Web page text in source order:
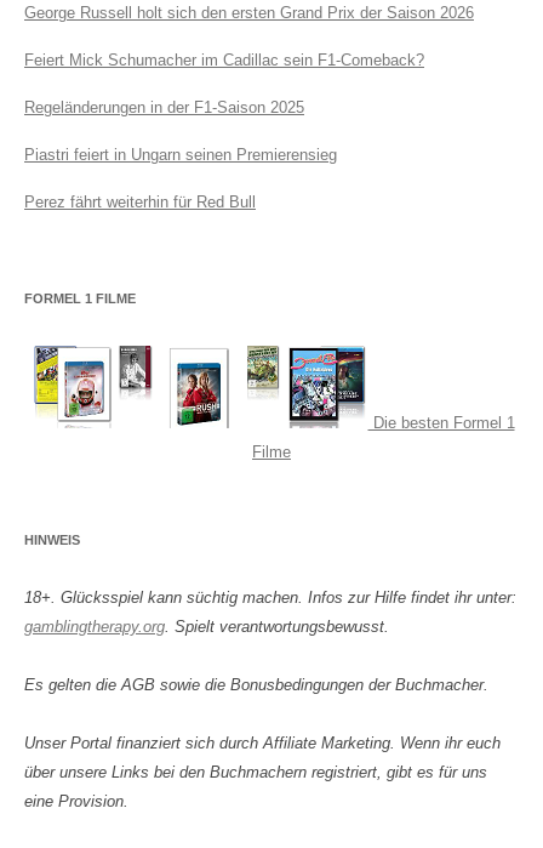
George Russell holt sich den ersten Grand Prix der Saison 2026
Feiert Mick Schumacher im Cadillac sein F1-Comeback?
Regeländerungen in der F1-Saison 2025
Piastri feiert in Ungarn seinen Premierensieg
Perez fährt weiterhin für Red Bull
FORMEL 1 FILME
Die besten Formel 1
Filme
HINWEIS
18+. Glücksspiel kann süchtig machen. Infos zur Hilfe findet ihr unter:
gamblingtherapy.org. Spielt verantwortungsbewusst.
Es gelten die AGB sowie die Bonusbedingungen der Buchmacher.
Unser Portal finanziert sich durch Affiliate Marketing. Wenn ihr euch
über unsere Links bei den Buchmachern registriert, gibt es für uns
eine Provision.